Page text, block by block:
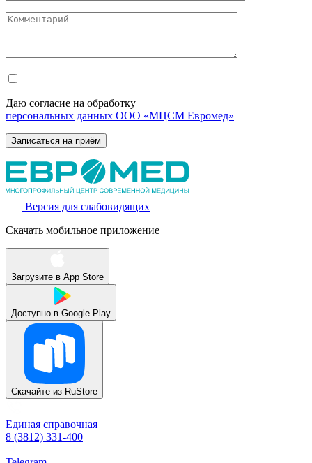
Даю согласие на обработку
персональных данных ООО «МЦСМ Евромед»
Версия для слабовидящих
Скачать мобильное приложение
Загрузите в App Store
Доступно в Google Play
Скачайте из RuStore
Единая справочная
8 (3812) 331-400